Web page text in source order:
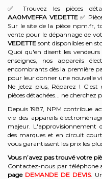
✅ Trouvez les pièces
AA0MVEFFA VEDETTE✅
Sur le site de la pièce npm.fr,
vente pour le dépannage de
VEDETTE sont disponibles en
Quoi qu'en disent les
enseignes, nos appareils
encombrants dès la première
pour leur donner une nouvelle
Ne jetez plus, Réparez ! C'est
pièces détachées... ne cherchez
Depuis 1987, NPM contribue
vie des appareils
majeur. L'approvisionnement
des marques et en circuit
vous garantissent les prix les
Vous n’avez pas trouvé votre
Contactez-nous par téléphone
page DEMANDE DE DEVIS.